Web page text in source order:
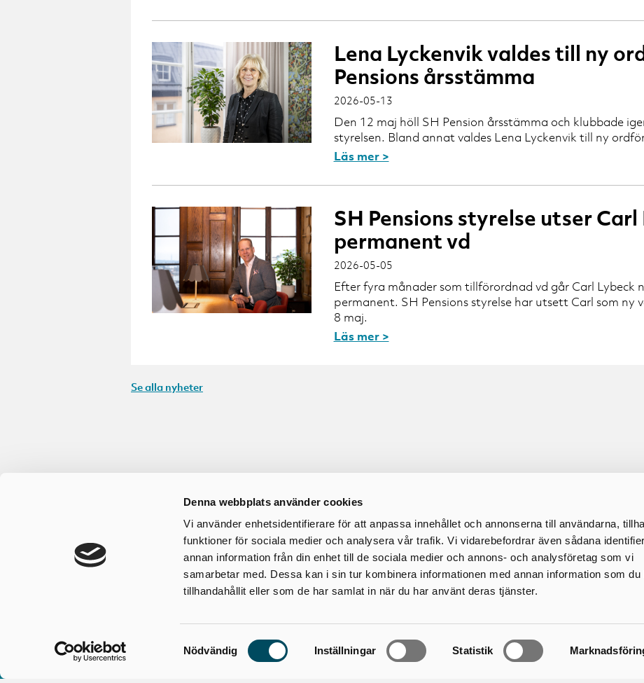
Denna webbplats använder cookies
Vi använder enhetsidentifierare för att anpassa innehållet och annonserna till användarna,
funktioner för sociala medier och analysera vår trafik. Vi vidarebefordrar även sådana
annan information från din enhet till de sociala medier och annons- och analysföretag som vi
samarbetar med. Dessa kan i sin tur kombinera informationen med annan information som du
tillhandahållit eller som de har samlat in när du har använt deras tjänster.
Samtyckesval
Nödvändig Inställningar Statistik
Lena Lyckenvik valdes till ny
Pensions årsstämma
2026-05-13
Den 12 maj höll SH Pension årsstämma och klubbade
styrelsen. Bland annat valdes Lena Lyckenvik till ny
Läs mer >
SH Pensions styrelse utser
permanent vd
2026-05-05
Efter fyra månader som tillförordnad vd går Carl Lybeck
permanent. SH Pensions styrelse har utsett Carl som ny
8 maj.
Läs mer >
Se alla nyheter
Finansiell information
Personuppgifter